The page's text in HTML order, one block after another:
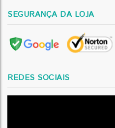
SEGURANÇA DA LOJA
REDES SOCIAIS